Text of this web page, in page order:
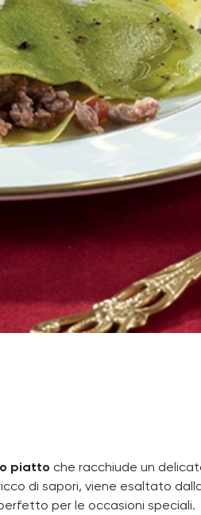
piatto che racchiude un
di sapori, viene esaltato
per le occasioni speciali.